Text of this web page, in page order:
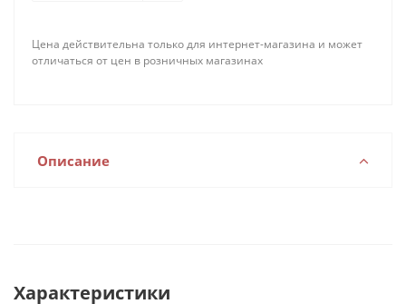
Цена действительна только для интернет-магазина и может
отличаться от цен в розничных магазинах
Описание
Характеристики